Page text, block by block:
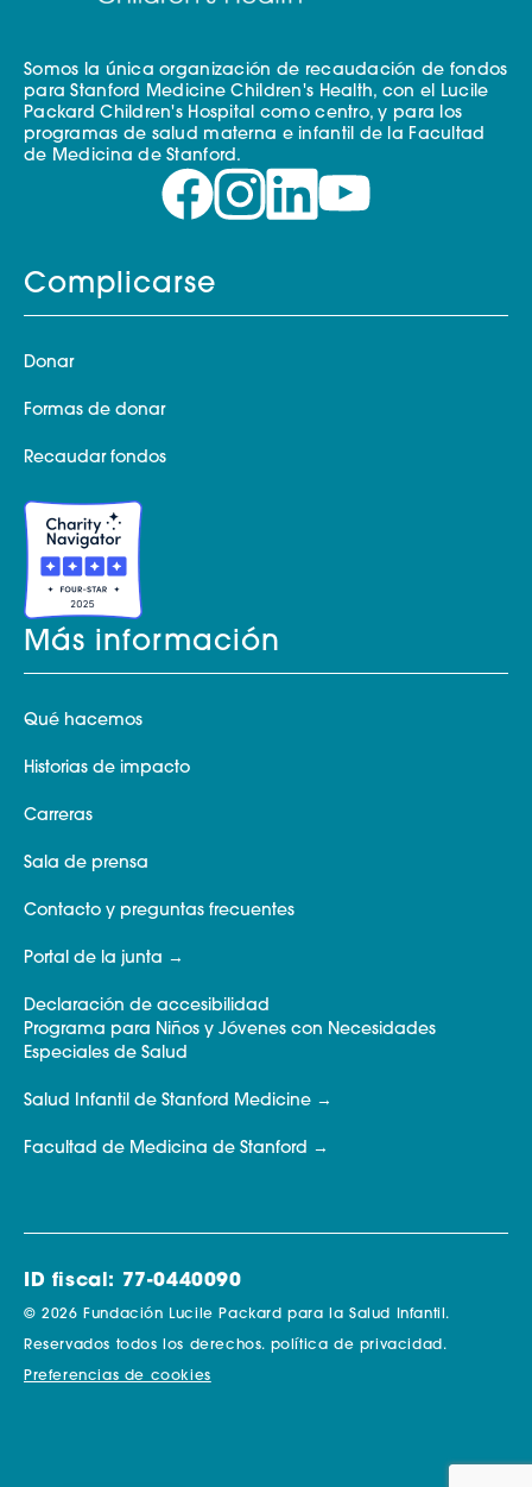
Somos la única organización de recaudación de fondos
para Stanford Medicine Children's Health, con el Lucile
Packard Children's Hospital como centro, y para los
programas de salud materna e infantil de la Facultad
de Medicina de Stanford.
Complicarse
Donar
Formas de donar
Recaudar fondos
Más información
Qué hacemos
Historias de impacto
Carreras
Sala de prensa
Contacto y preguntas frecuentes
Portal de la junta
Declaración de accesibilidad
Programa para Niños y Jóvenes con Necesidades
Especiales de Salud
Salud Infantil de Stanford Medicine
Facultad de Medicina de Stanford
ID fiscal: 77-0440090
© 2026 Fundación Lucile Packard para la Salud Infantil.
Reservados todos los derechos. política de privacidad.
Preferencias de cookies